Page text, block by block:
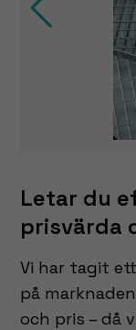
Letar du
prisvärda
Vi har tagit
på
och pris – då